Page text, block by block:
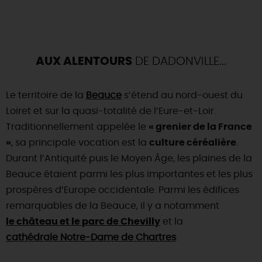
AUX ALENTOURS DE DADONVILLE...
Le territoire de la Beauce s’étend au nord-ouest du
Loiret et sur la quasi-totalité de l’Eure-et-Loir.
Traditionnellement appelée le « grenier de la France
», sa principale vocation est la culture céréalière
Durant l’Antiquité puis le Moyen Âge, les plaines de la
Beauce étaient parmi les plus importantes et les plus
prospères d’Europe occidentale. Parmi les édifices
remarquables de la Beauce, il y a notamment
le château et le parc de Chevilly et la
cathédrale Notre-Dame de Chartres